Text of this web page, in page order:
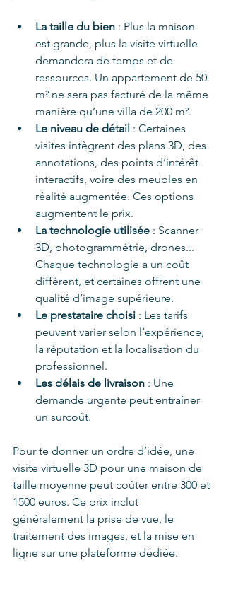
La taille du bien : Plus la maison
est grande, plus la visite virtuelle
demandera de temps et de
ressources. Un appartement de 50
m² ne sera pas facturé de la même
manière qu’une villa de 200 m².
Le niveau de détail : Certaines
visites intègrent des plans 3D, des
annotations, des points d’intérêt
interactifs, voire des meubles en
réalité augmentée. Ces options
augmentent le prix.
La technologie utilisée : Scanner
3D, photogrammétrie, drones...
Chaque technologie a un coût
différent, et certaines offrent une
qualité d’image supérieure.
Le prestataire choisi : Les tarifs
peuvent varier selon l’expérience,
la réputation et la localisation du
professionnel.
Les délais de livraison : Une
demande urgente peut entraîner
un surcoût.
Pour te donner un ordre d’idée, une
visite virtuelle 3D pour une maison de
taille moyenne peut coûter entre 300 et
1500 euros. Ce prix inclut
généralement la prise de vue, le
traitement des images, et la mise en
ligne sur une plateforme dédiée.